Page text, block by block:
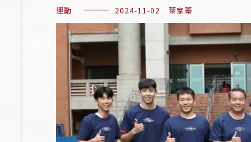
運動 2024-11-02 葉家蓁